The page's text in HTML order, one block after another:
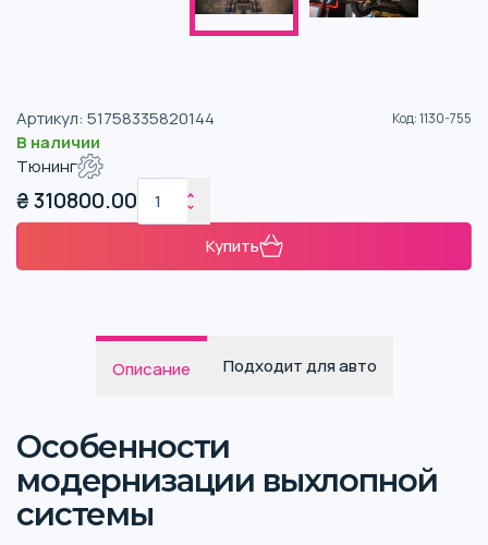
Артикул: 51758335820144 Код:1130-755
В наличии
Тюнинг
₴310800.00
Купить
Описание Подходит для авто
Особенности
модернизации выхлопной
системы